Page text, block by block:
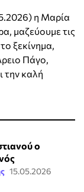
η Μαρία
μαζεύουμε τις
ξεκίνημα,
Πάγο,
την καλή
ο
15.05.2026